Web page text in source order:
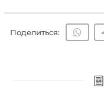
Поделиться: